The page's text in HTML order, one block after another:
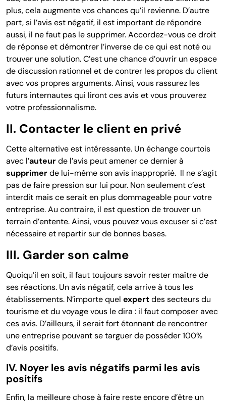
plus, cela augmente vos chances qu’il revienne. D’autre
part, si l’avis est négatif, il est important de répondre
aussi, il ne faut pas le supprimer.Accordez-vous ce droit
de réponse et démontrer l’inverse de ce qui est noté ou
trouver une solution.C’est une chance d’ouvrir un espace
de discussion rationnel et de contrer les propos du client
avec vos propres arguments.Ainsi, vous rassurez les
futurs internautes qui liront ces avis et vous prouverez
votre professionnalisme.
II. Contacter le client en privé
Cette alternative est intéressante. Un échange courtois
avec l’auteurde l’avis peut amener ce dernier à
supprimerde lui-même son avis inapproprié. Il ne s’agit
pas de faire pression sur lui pour. Non seulement c’est
interdit mais ce serait en plus dommageable pour votre
entreprise. Au contraire, il est question de trouver un
terrain d’entente. Ainsi, vous pouvez vous excuser si c’est
nécessaire et repartir sur de bonnes bases.
III. Garder son calme
Quoiqu’il en soit, il faut toujours savoir rester maître de
ses réactions. Un avis négatif, cela arrive à tous les
établissements. N’importe quel expertdes secteurs du
tourisme et du voyage vous le dira : il faut composer avec
ces avis. D’ailleurs, il serait fort étonnant de rencontrer
une entreprise pouvant se targuer de posséder 100%
d’avis positifs.
IV. Noyer les avis négatifs parmi les avis
positifs
Enfin, la meilleure chose à faire reste encore d’être un